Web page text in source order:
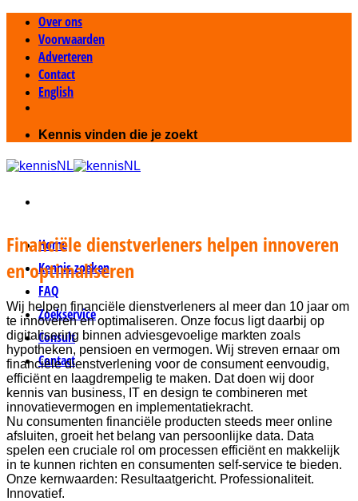
inhoud
Over ons
Voorwaarden
Adverteren
Contact
English
Kennis vinden die je zoekt
Home
Kennis zoeken
FAQ
Zoekservice
Consult
Contact
Financiële dienstverleners helpen innoveren
en optimaliseren
Wij helpen financiële dienstverleners al meer dan 10 jaar om
te innoveren en optimaliseren. Onze focus ligt daarbij op
digitalisering binnen adviesgevoelige markten zoals
hypotheken, pensioen en vermogen. Wij streven ernaar om
financiële dienstverlening voor de consument eenvoudig,
efficiënt en laagdrempelig te maken. Dat doen wij door
kennis van business, IT en design te combineren met
innovatievermogen en implementatiekracht.
Nu consumenten financiële producten steeds meer online
afsluiten, groeit het belang van persoonlijke data. Data
spelen een cruciale rol om processen efficiënt en makkelijk
in te kunnen richten en consumenten self-service te bieden.
Onze kernwaarden: Resultaatgericht. Professionaliteit.
Innovatief.